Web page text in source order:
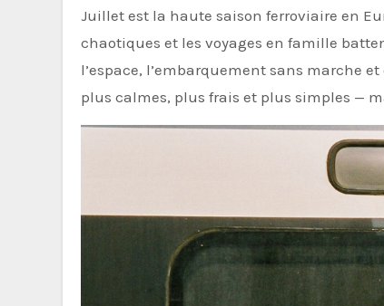
Juillet est la haute saison ferroviaire en Europe. Les vols sont bondés, les aéroports méditerranéens sont
chaotiques et les voyages en famille
l’espace, l’embarquement sans marche
plus calmes, plus frais et plus simples —